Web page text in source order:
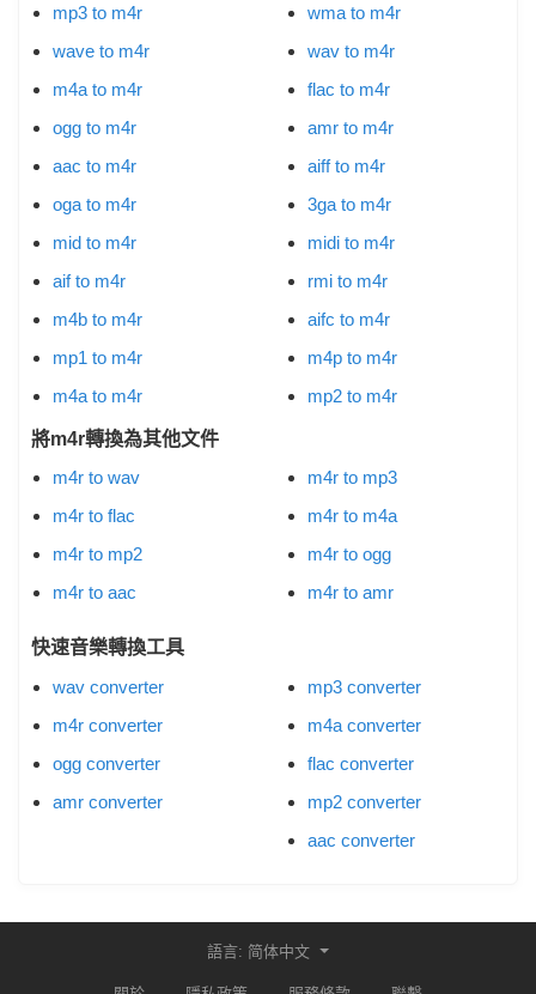
mp3 to m4r
wave to m4r
m4a to m4r
ogg to m4r
aac to m4r
oga to m4r
mid to m4r
aif to m4r
m4b to m4r
mp1 to m4r
m4a to m4r
wma to m4r
wav to m4r
flac to m4r
amr to m4r
aiff to m4r
3ga to m4r
midi to m4r
rmi to m4r
aifc to m4r
m4p to m4r
mp2 to m4r
將m4r轉換為其他文件
m4r to wav
m4r to flac
m4r to mp2
m4r to aac
m4r to mp3
m4r to m4a
m4r to ogg
m4r to amr
快速音樂轉換工具
wav converter
m4r converter
ogg converter
amr converter
mp3 converter
m4a converter
flac converter
mp2 converter
aac converter
語言: 简体中文